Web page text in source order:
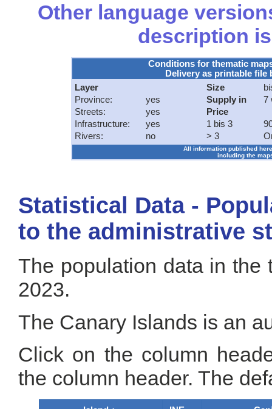
Other language
description
Conditions for thematic
Delivery as printable
Layer
Province:
yes
Streets:
yes
Infrastructure:
yes
Rivers:
no
Size
Supply in
7
Price
1 bis 3
> 3
All information published
including the
Statistical Data -
to the administrative
The population data in the
2023.
The Canary Islands is an
Click on the column
the column header. The